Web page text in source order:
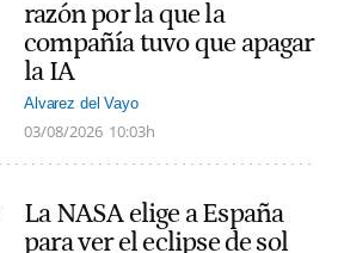
razón por la que la
compañía tuvo que apagar
la IA
Alvarez del Vayo
03/08/2026 10:03h
La NASA elige a España
para ver el eclipse de sol